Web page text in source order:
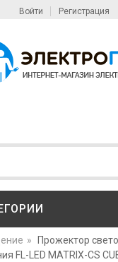
Войти Регистрация
»
Прожектор
FL-LED MATRIX-CS